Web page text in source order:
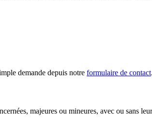
demande depuis notre formulaire de contact.
majeures ou mineures, avec ou sans